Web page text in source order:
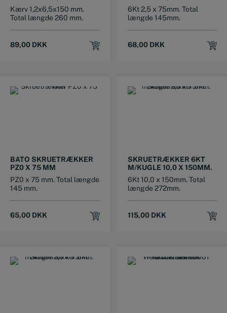
Kærv 1,2x6,5x150 mm.
Total længde 260 mm.
89,00 DKK
6Kt 2,5 x 75mm. Total
længde 145mm.
68,00 DKK
BATO SKRUETRÆKKER
PZ0 X 75 MM
PZ0 x 75 mm. Total længde
145 mm.
65,00 DKK
SKRUETRÆKKER 6KT
M/KUGLE 10,0 X 150MM.
6Kt 10,0 x 150mm. Total
længde 272mm.
115,00 DKK